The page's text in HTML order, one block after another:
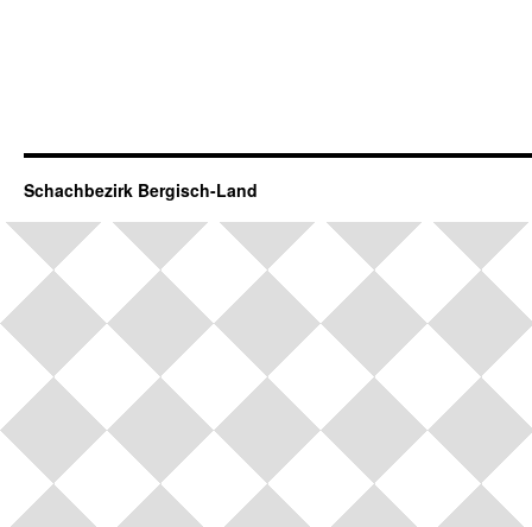
Schachbezirk Bergisch-Land